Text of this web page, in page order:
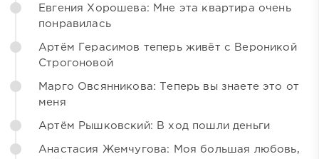
Евгения Хорошева: Мне эта квартира очень
понравилась
Артём Герасимов теперь живёт с Вероникой
Строгоновой
Марго Овсянникова: Теперь вы знаете это от
меня
Артём Рышковский: В ход пошли деньги
Анастасия Жемчугова: Моя большая любовь,